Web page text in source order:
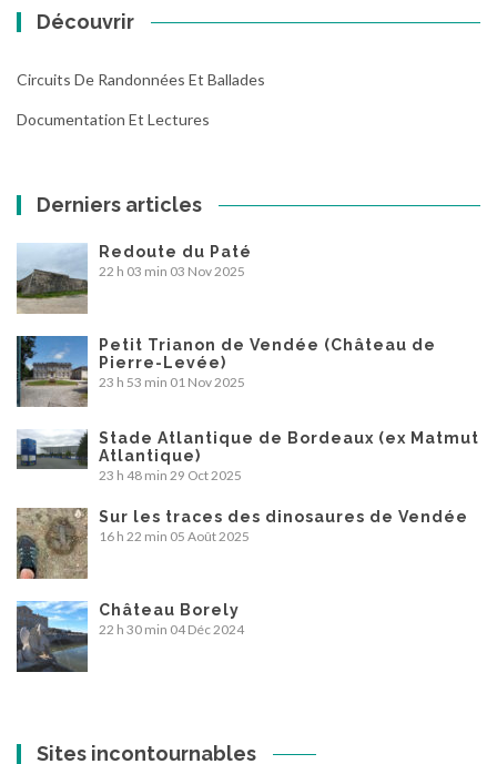
Découvrir
Circuits De Randonnées Et Ballades
Documentation Et Lectures
Derniers articles
Redoute du Paté
22 h 03 min 03 Nov 2025
Petit Trianon de Vendée (Château de
Pierre-Levée)
23 h 53 min 01 Nov 2025
Stade Atlantique de Bordeaux (ex Matmut
Atlantique)
23 h 48 min 29 Oct 2025
Sur les traces des dinosaures de Vendée
16 h 22 min 05 Août 2025
Château Borely
22 h 30 min 04 Déc 2024
Sites incontournables